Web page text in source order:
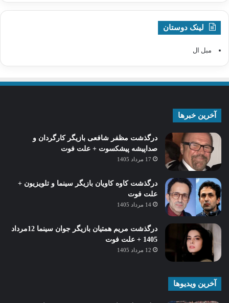
لینک دوستان
مبل ال
آخرین خبرها
درگذشت مظفر شافعی بازیگر کارگردان و
صداپیشه پیشکسوت + علت فوت
17 مرداد 1405
درگذشت کاوه کاویان بازیگر سینما و تلویزیون +
علت فوت
14 مرداد 1405
درگذشت مریم همتیان بازیگر جوان سینما 12مرداد
1405 + علت فوت
12 مرداد 1405
آخرین ویدیوها